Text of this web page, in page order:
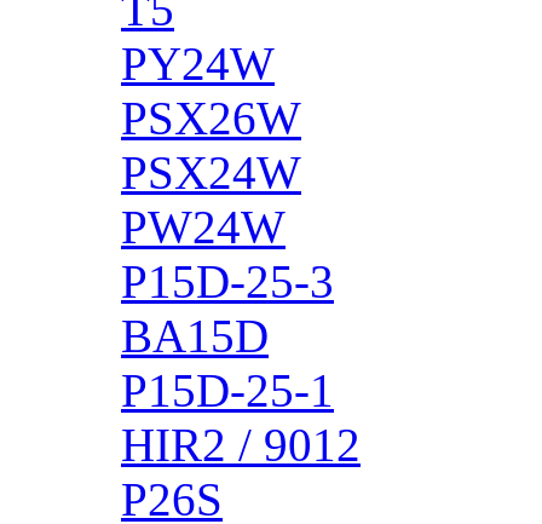
PY24W
PSX26W
PSX24W
PW24W
P15D-25-3
BA15D
P15D-25-1
HIR2 / 9012
P26S